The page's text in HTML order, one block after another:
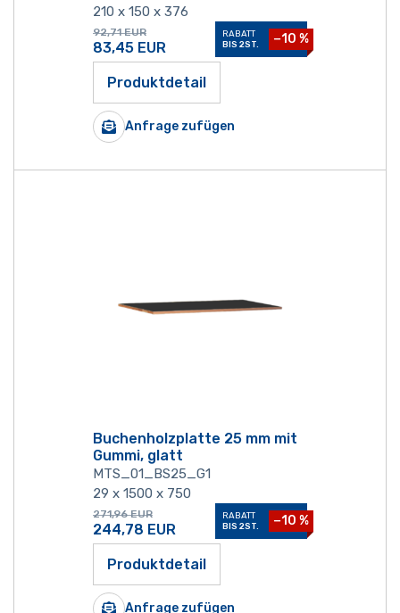
210 x 150 x 376
92,71 EUR
83,45 EUR
RABATT
BIS 2ST.
−10 %
Produktdetail
Anfrage zufügen
Buchenholzplatte 25 mm mit
Gummi, glatt
MTS_01_BS25_G1
29 x 1500 x 750
271,96 EUR
244,78 EUR
RABATT
BIS 2ST.
−10 %
Produktdetail
Anfrage zufügen